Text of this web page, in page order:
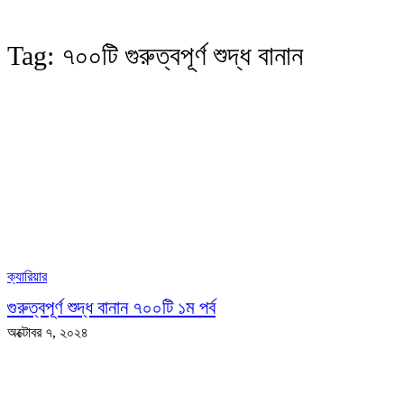
Tag: ৭০০টি গুরুত্বপূর্ণ শুদ্ধ বানান
ক্যারিয়ার
গুরুত্বপূর্ণ শুদ্ধ বানান ৭০০টি ১ম পর্ব
অক্টোবর ৭, ২০২৪